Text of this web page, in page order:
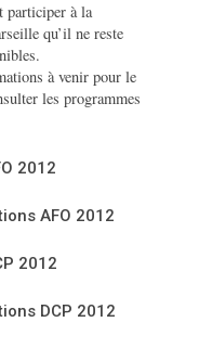
participer à la
qu’il ne reste
à venir pour le
les programmes
2012
AFO 2012
2012
DCP 2012